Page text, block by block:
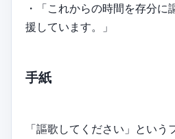
・「これからの時間を存分に
援しています。」
手紙
「謳歌してください」という